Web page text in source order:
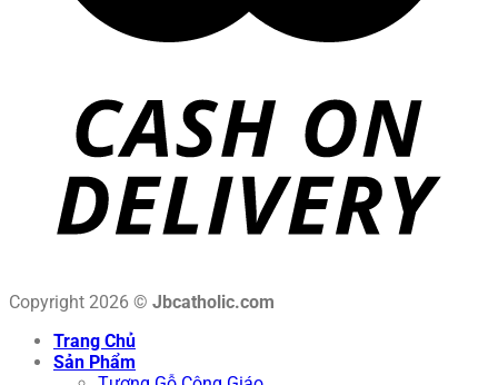
Copyright 2026 © Jbcatholic.com
Trang Chủ
Sản Phẩm